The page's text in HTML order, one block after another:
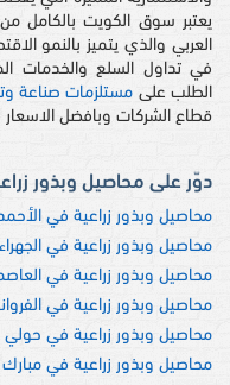
يعتبر سوق الكويت بالكامل
العربي والذي يتميز بالنمو
في تداول السلع والخدمات
الطلب على مستلزمات صناعة
قطاع الشركات وبافضل الاسعار
دوّر على محاصيل وبذور
محاصيل وبذور زراعية في
محاصيل وبذور زراعية في الجهراء
محاصيل وبذور زراعية في
محاصيل وبذور زراعية في
محاصيل وبذور زراعية في حولي
محاصيل وبذور زراعية في مبارك